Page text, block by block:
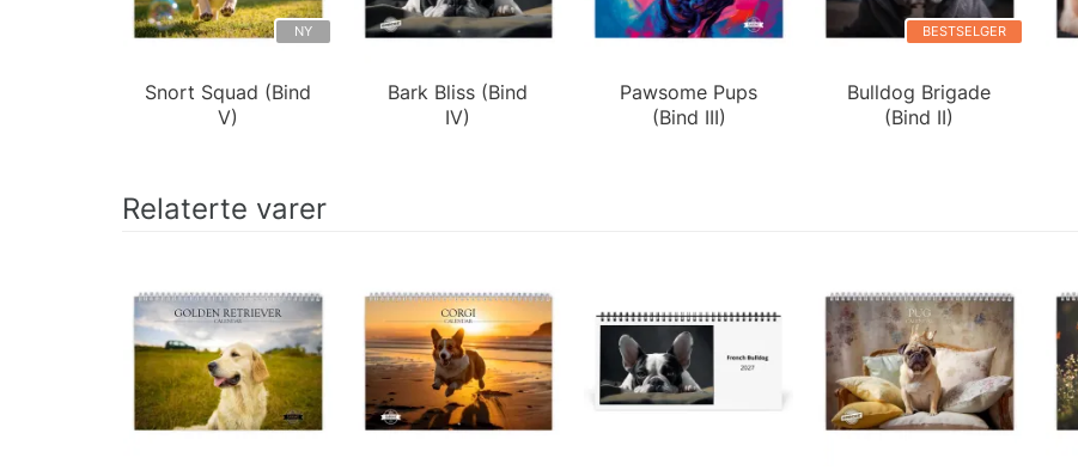
NY
Snort Squad (Bind
V)
Bark Bliss (Bind
IV)
Pawsome Pups
(Bind III)
BESTSELGER
Bulldog Brigade
(Bind II)
Relaterte varer